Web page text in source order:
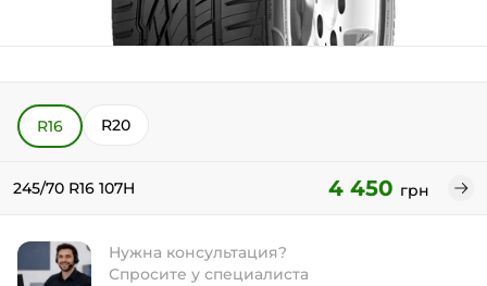
R16 R20
245/70 R16 107H 4 450 грн
Нужна консультация?
Спросите у специалиста